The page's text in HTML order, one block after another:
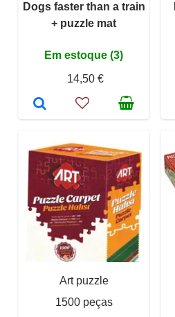
Dogs faster than a train
+ puzzle mat
Em estoque (3)
14,50 €
Art puzzle
1500 peças